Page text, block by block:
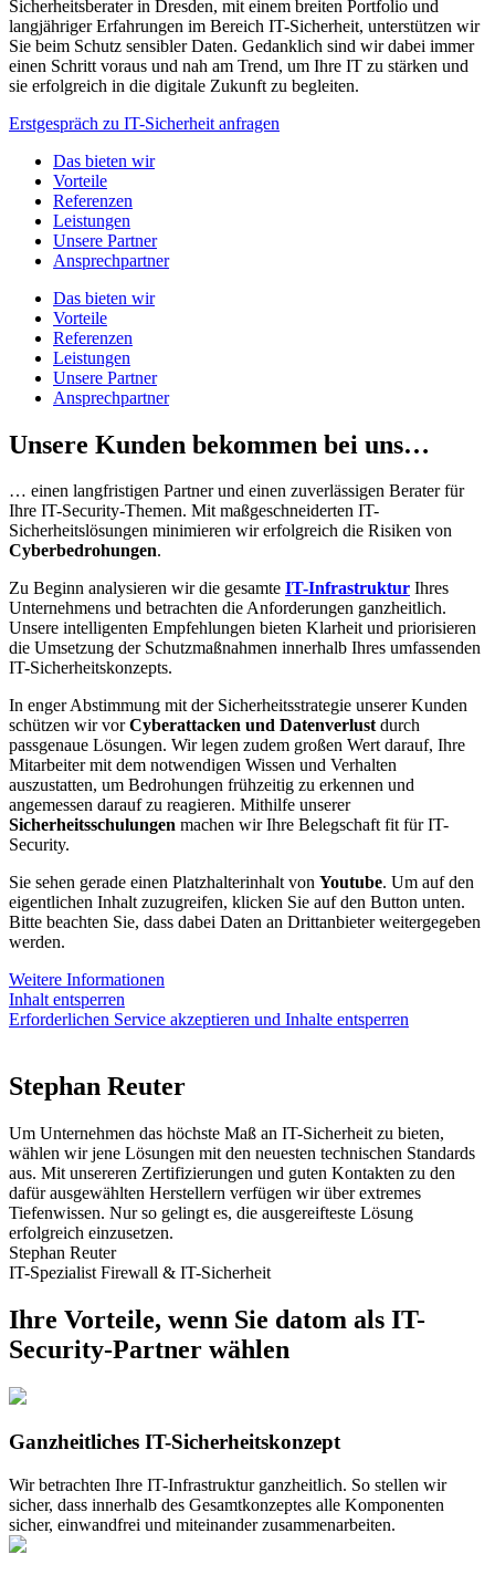
Sicherheitsberater in Dresden, mit einem breiten Portfolio und
langjähriger Erfahrungen im Bereich IT-Sicherheit, unterstützen wir
Sie beim Schutz sensibler Daten. Gedanklich sind wir dabei immer
einen Schritt voraus und nah am Trend, um Ihre IT zu stärken und
sie erfolgreich in die digitale Zukunft zu begleiten.
Erstgespräch zu IT-Sicherheit anfragen
Das bieten wir
Vorteile
Referenzen
Leistungen
Unsere Partner
Ansprechpartner
Das bieten wir
Vorteile
Referenzen
Leistungen
Unsere Partner
Ansprechpartner
Unsere Kunden bekommen bei uns…
… einen langfristigen Partner und einen zuverlässigen Berater für
Ihre IT-Security-Themen. Mit maßgeschneiderten IT-
Sicherheitslösungen minimieren wir erfolgreich die Risiken von
Cyberbedrohungen.
Zu Beginn analysieren wir die gesamte IT-Infrastruktur Ihres
Unternehmens und betrachten die Anforderungen ganzheitlich.
Unsere intelligenten Empfehlungen bieten Klarheit und priorisieren
die Umsetzung der Schutzmaßnahmen innerhalb Ihres umfassenden
IT-Sicherheitskonzepts.
In enger Abstimmung mit der Sicherheitsstrategie unserer Kunden
schützen wir vorCyberattacken und Datenverlustdurch
passgenaue Lösungen. Wir legen zudem großen Wert darauf, Ihre
Mitarbeiter mit dem notwendigen Wissen und Verhalten
auszustatten, um Bedrohungen frühzeitig zu erkennen und
angemessen darauf zu reagieren. Mithilfe unserer
Sicherheitsschulungen machen wir Ihre Belegschaft fit für IT-
Security.
Sie sehen gerade einen Platzhalterinhalt von Youtube. Um auf den
eigentlichen Inhalt zuzugreifen, klicken Sie auf den Button unten.
Bitte beachten Sie, dass dabei Daten an Drittanbieter weitergegeben
werden.
Weitere Informationen
Inhalt entsperren
Erforderlichen Service akzeptieren und Inhalte entsperren
Stephan Reuter
Um Unternehmen das höchste Maß an IT-Sicherheit zu bieten,
wählen wir jene Lösungen mit den neuesten technischen Standards
aus. Mit unsereren Zertifizierungen und guten Kontakten zu den
dafür ausgewählten Herstellern verfügen wir über extremes
Tiefenwissen. Nur so gelingt es, die ausgereifteste Lösung
erfolgreich einzusetzen.
Stephan Reuter
IT-Spezialist Firewall & IT-Sicherheit
Ihre Vorteile, wenn Sie datom als IT-
Security-Partner wählen
Ganzheitliches IT-Sicherheitskonzept
Wir betrachten Ihre IT-Infrastruktur ganzheitlich. So stellen wir
sicher, dass innerhalb des Gesamtkonzeptes alle Komponenten
sicher, einwandfrei und miteinander zusammenarbeiten.